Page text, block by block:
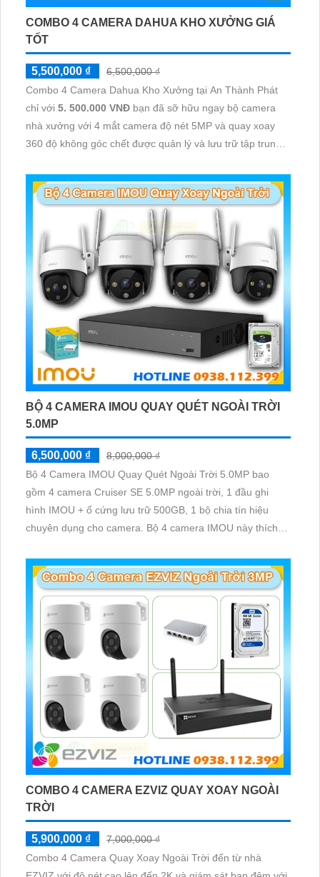
COMBO 4 CAMERA DAHUA KHO XƯỞNG GIÁ
TỐT
5,500,000 ₫
6,500,000 ₫
Combo 4 Camera Dahua Kho Xưởng tại An Thành Phát
chỉ với 5. 500.000 VNĐ bạn đã sỡ hữu ngay bộ camera
nhà xưởng với 4 mắt camera độ nét 5MP và quay xoay
360 độ không góc chết được quản lý và lưu trữ tập trung
BỘ 4 CAMERA IMOU QUAY QUÉT NGOÀI TRỜI
5.0MP
6,500,000 ₫
8,000,000 ₫
Bộ 4 Camera IMOU Quay Quét Ngoài Trời 5.0MP bao
gồm 4 camera Cruiser SE 5.0MP ngoài trời, 1 đầu ghi
hình IMOU + ổ cứng lưu trữ 500GB, 1 bộ chia tín hiệu
chuyên dụng cho camera. Bộ 4 camera IMOU này thích
cần giám sát ngoài trời
COMBO 4 CAMERA EZVIZ QUAY XOAY NGOÀI
TRỜI
5,900,000 ₫
7,000,000 ₫
Combo 4 Camera Quay Xoay Ngoài Trời đến từ nhà